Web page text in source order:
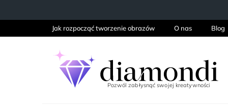
Jak rozpocząć tworzenie obrazów O nas Blog